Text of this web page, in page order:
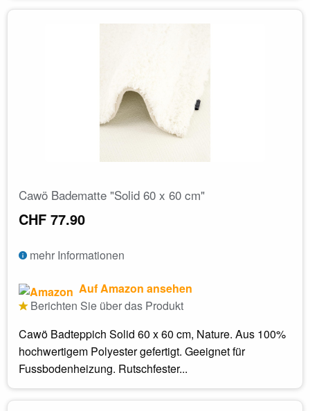
Cawö Badematte "Solid 60 x 60 cm"
CHF 77.90
mehr Informationen
Auf Amazon ansehen
Berichten Sie über das Produkt
Cawö Badteppich Solid 60 x 60 cm, Nature. Aus 100%
hochwertigem Polyester gefertigt. Geeignet für
Fussbodenheizung. Rutschfester...